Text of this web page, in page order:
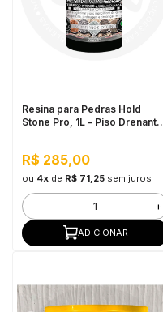
Resina para Pedras Hold
Stone Pro, 1L - Piso Drenante
R$ 285,00
ou 4xde R$ 71,25 sem juros
- +
ADICIONAR